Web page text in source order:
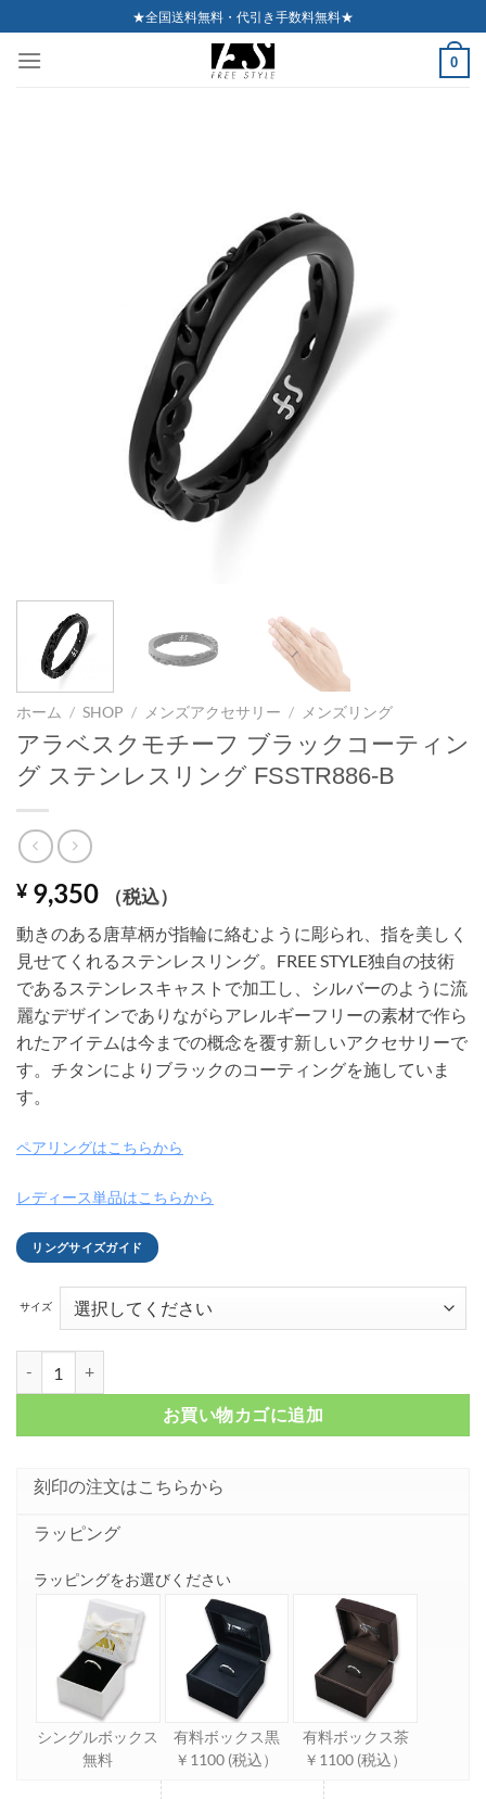
to
content
★全国送料無料・代引き手数料無料★
0
ホーム / SHOP / メンズアクセサリー / メンズリング
アラベスクモチーフ ブラックコーティン
グ ステンレスリング FSSTR886-B
¥ 9,350 （税込）
動きのある唐草柄が指輪に絡むように彫られ、指を美しく
見せてくれるステンレスリング。FREE STYLE独自の技術
であるステンレスキャストで加工し、シルバーのように流
麗なデザインでありながらアレルギーフリーの素材で作ら
れたアイテムは今までの概念を覆す新しいアクセサリーで
す。チタンによりブラックのコーティングを施していま
す。
ペアリングはこちらから
レディース単品はこちらから
リングサイズガイド
サイズ
お買い物カゴに追加
刻印の注文はこちらから
ラッピング
ラッピングをお選びください
シングルボックス
無料
有料ボックス黒
￥1100 (税込）
有料ボックス茶
￥1100 (税込）